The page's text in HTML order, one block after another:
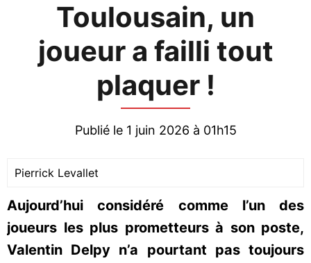
Toulousain, un
joueur a failli tout
plaquer !
Publié le 1 juin 2026 à 01h15
Pierrick Levallet
Aujourd’hui considéré comme l’un des
joueurs les plus prometteurs à son poste,
Valentin Delpy n’a pourtant pas toujours